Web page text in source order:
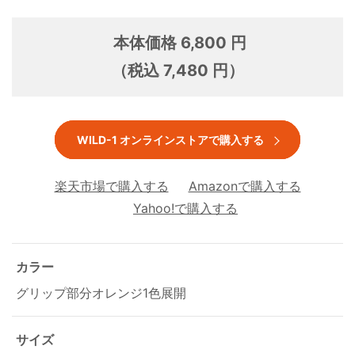
本体価格 6,800 円
（税込 7,480 円）
WILD-1 オンラインストアで購入する
楽天市場で購入する
Amazonで購入する
Yahoo!で購入する
カラー
グリップ部分オレンジ1色展開
サイズ